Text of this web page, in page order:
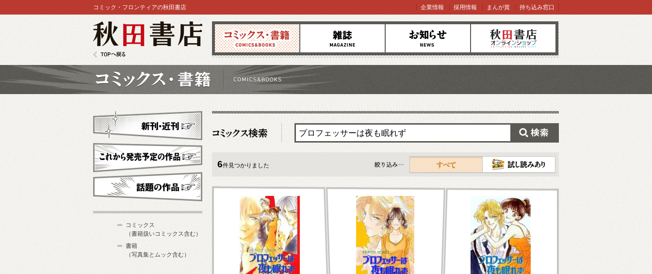
コミックス 雑誌 お知らせ オンラインショップ
コミック・フロンティアの秋田書店 企業情報 採用情報 まんが賞 持ち込み窓口
6件見つかりました
すべて
新刊・近刊
これから発売予定
コミックス
（書籍扱いコミックス含む）
書籍
（写真集とムック含む）